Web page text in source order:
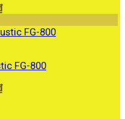
Giá
tại
FG-800
Giá